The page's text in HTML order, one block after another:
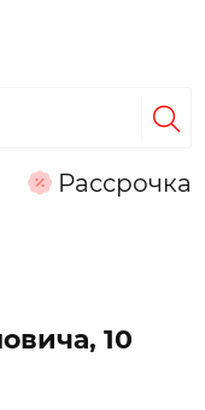
Рассрочка
10